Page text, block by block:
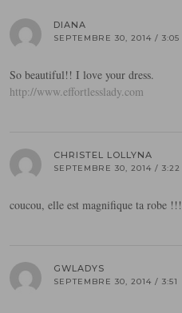
DIANA
SEPTEMBRE 30, 2014 / 3:05
So beautiful!! I love your dress.
http://www.effortlesslady.com
CHRISTEL LOLLYNA
SEPTEMBRE 30, 2014 / 3:22
coucou, elle est magnifique ta robe !!!
GWLADYS
SEPTEMBRE 30, 2014 / 3:51